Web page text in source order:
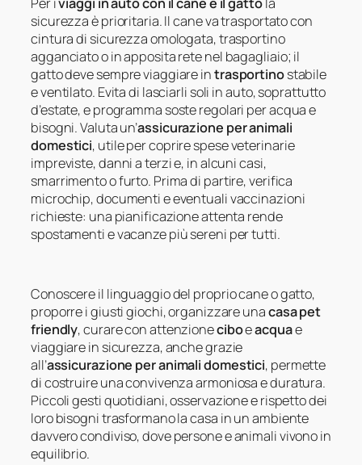
sicurezza è prioritaria. Il cane va trasportato con
cintura di sicurezza omologata, trasportino
agganciato o in apposita rete nel bagagliaio; il
gatto deve sempre viaggiare intrasportinostabile
e ventilato. Evita di lasciarli soli in auto, soprattutto
d’estate, e programma soste regolari per acqua e
bisogni. Valuta un’assicurazione per animali
domestici, utile per coprire spese veterinarie
impreviste, danni a terzi e, in alcuni casi,
smarrimento o furto. Prima di partire, verifica
microchip, documenti e eventuali vaccinazioni
richieste: una pianificazione attenta rende
spostamenti e vacanze più sereni per tutti.
Conoscere il linguaggio del proprio cane o gatto,
proporre i giusti giochi, organizzare unacasa pet
friendly, curare con attenzioneciboeacquae
viaggiare in sicurezza, anche grazie
all’assicurazione per animali domestici, permette
di costruire una convivenza armoniosa e duratura.
Piccoli gesti quotidiani, osservazione e rispetto dei
loro bisogni trasformano la casa in un ambiente
davvero condiviso, dove persone e animali vivono in
equilibrio.